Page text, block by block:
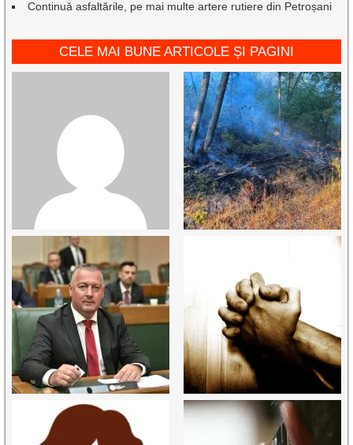
Continuă asfaltările, pe mai multe artere rutiere din Petroșani
CELE MAI BUNE ARTICOLE ȘI PAGINI